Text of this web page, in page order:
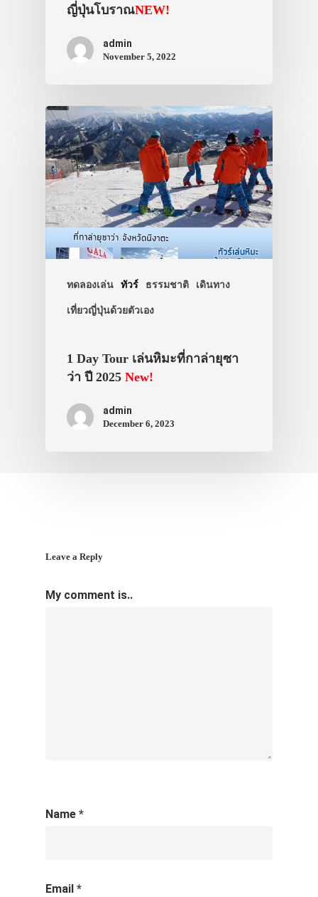
ญี่ปุ่นโบราณNEW!
admin
November 5, 2022
ทดลองเล่น ทัวร์ ธรรมชาติ เดินทาง
เที่ยวญี่ปุ่นด้วยตัวเอง
1 Day Tour เล่นหิมะที่กาล่ายุซา
ว่า ปี 2025 New!
admin
December 6, 2023
Leave a Reply
My comment is..
Name *
Email *
ประเทศญี่ปุ่น
เที่ยวญี่ปุ่นด้ว
เอง
รถบัส
เดินทาง
ทัวร์
ที่พัก
ภาพประทับใจ